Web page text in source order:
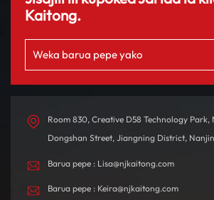
Kaitong.
Room 830, Creative D58 Technology Park,
Dongshan Street, Jiangning District,
Barua pepe : Lisa@njkaitong.com
Barua pepe : Keira@njkaitong.com